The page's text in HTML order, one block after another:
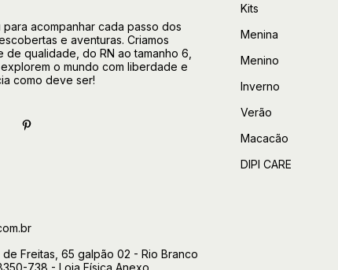
para acompanhar cada passo dos
e aventuras. Criamos
qualidade, do RN ao tamanho 6,
o mundo com liberdade e
como deve ser!
de Freitas, 65 galpão 02 - Rio Branco
738 - Loja Física Anexo
Kits
Menina
Menino
Inverno
Verão
Macacão
DIPI CARE